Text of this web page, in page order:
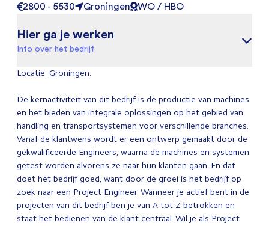
2800 - 5530 Groningen WO / HBO
Hier ga je werken
Info over het bedrijf
Locatie: Groningen.
De kernactiviteit van dit bedrijf is de productie van machines
en het bieden van integrale oplossingen op het gebied van
handling en transportsystemen voor verschillende branches.
Vanaf de klantwens wordt er een ontwerp gemaakt door de
gekwalificeerde Engineers, waarna de machines en systemen
getest worden alvorens ze naar hun klanten gaan. En dat
doet het bedrijf goed, want door de groei is het bedrijf op
zoek naar een Project Engineer. Wanneer je actief bent in de
projecten van dit bedrijf ben je van A tot Z betrokken en
staat het bedienen van de klant centraal. Wil je als Project